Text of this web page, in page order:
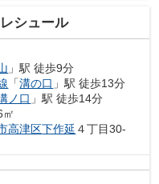
シュール
」駅 徒歩9分
「溝の口 」駅 徒歩13分
ノ口 」駅 徒歩14分
高津区下作延 ４丁目30-